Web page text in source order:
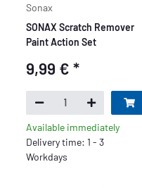
Sonax
SONAX Scratch Remover
Paint Action Set
9,99 €*
Available immediately
Delivery time: 1 - 3
Workdays